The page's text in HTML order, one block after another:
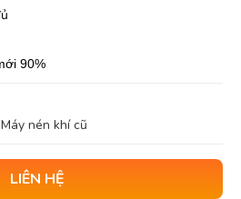
90%
Máy nén khí cũ
LIÊN HỆ